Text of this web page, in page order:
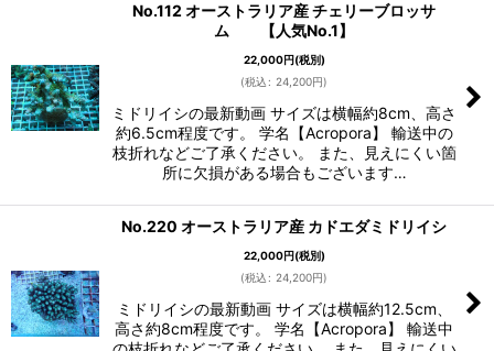
No.112 オーストラリア産 チェリーブロッサ
ム 【人気No.1】
22,000円(税別)
(税込 : 24,200円)
ミドリイシの最新動画 サイズは横幅約8cm、高さ
約6.5cm程度です。 学名【Acropora】 輸送中の
枝折れなどご了承ください。 また、見えにくい箇
所に欠損がある場合もございます…
No.220 オーストラリア産 カドエダミドリイシ
22,000円(税別)
(税込 : 24,200円)
ミドリイシの最新動画 サイズは横幅約12.5cm、
高さ約8cm程度です。 学名【Acropora】 輸送中